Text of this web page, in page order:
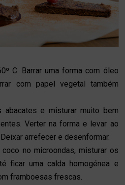
C. Barrar uma forma com óleo
com papel vegetal também
abacates e misturar muito bem
Verter na forma e levar ao
arrefecer e desenformar.
no microondas, misturar os
ficar uma calda homogénea e
framboesas frescas.